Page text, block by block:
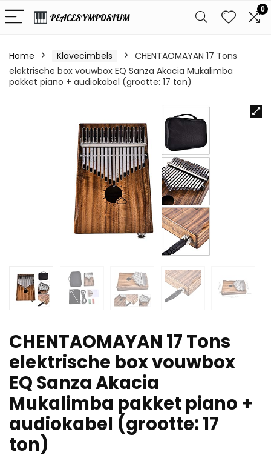
0
Home Klavecimbels
CHENTAOMAYAN 17 Tons
elektrische box vouwbox EQ Sanza Akacia Mukalimba
pakket piano + audiokabel (grootte: 17 ton)
CHENTAOMAYAN 17 Tons
elektrische box vouwbox
EQ Sanza Akacia
Mukalimba pakket piano +
audiokabel (grootte: 17
ton)